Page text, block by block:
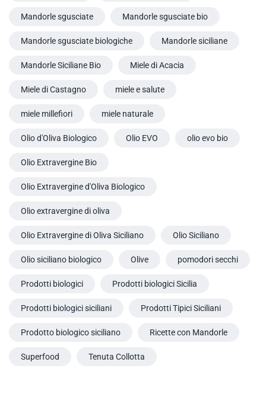
Mandorle sgusciate Mandorle sgusciate bio
Mandorle sgusciate biologiche Mandorle siciliane
Mandorle Siciliane Bio Miele di Acacia
Miele di Castagno miele e salute
miele millefiori miele naturale
Olio d'Oliva Biologico Olio EVO olio evo bio
Olio Extravergine Bio
Olio Extravergine d'Oliva Biologico
Olio extravergine di oliva
Olio Extravergine di Oliva Siciliano Olio Siciliano
Olio siciliano biologico Olive pomodori secchi
Prodotti biologici Prodotti biologici Sicilia
Prodotti biologici siciliani Prodotti Tipici Siciliani
Prodotto biologico siciliano Ricette con Mandorle
Superfood Tenuta Collotta